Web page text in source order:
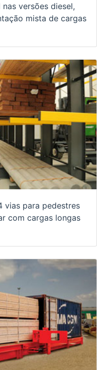
versões diesel,
mista de cargas
vias para pedestres
com cargas longas